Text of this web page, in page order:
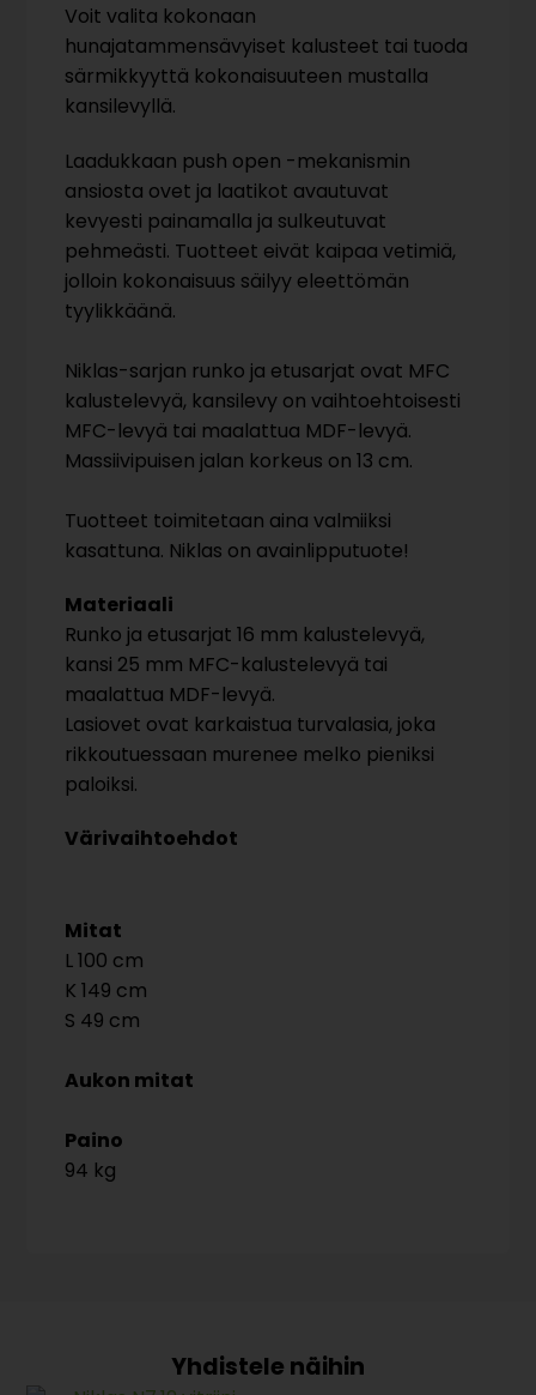
Voit valita kokonaan
hunajatammensävyiset kalusteet tai tuoda
särmikkyyttä kokonaisuuteen mustalla
kansilevyllä.
Laadukkaan push open -mekanismin
ansiosta ovet ja laatikot avautuvat
kevyesti painamalla ja sulkeutuvat
pehmeästi. Tuotteet eivät kaipaa vetimiä,
jolloin kokonaisuus säilyy eleettömän
tyylikkäänä.
Niklas-sarjan runko ja etusarjat ovat MFC
kalustelevyä, kansilevy on vaihtoehtoisesti
MFC-levyä tai maalattua MDF-levyä.
Massiivipuisen jalan korkeus on 13 cm.
Tuotteet toimitetaan aina valmiiksi
kasattuna. Niklas on avainlipputuote!
Materiaali
Runko ja etusarjat 16 mm kalustelevyä,
kansi 25 mm MFC-kalustelevyä tai
maalattua MDF-levyä.
Lasiovet ovat karkaistua turvalasia, joka
rikkoutuessaan murenee melko pieniksi
paloiksi.
Värivaihtoehdot
Mitat
100
149
49
Aukon mitat
Paino
94 kg